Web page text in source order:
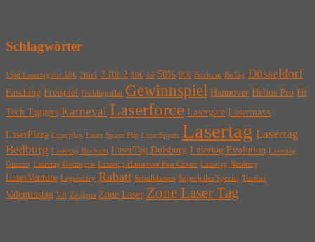
Schlagwörter
1Std Lasertag für 10€ 2für1 3 für 2 10€ 14 50% 90€ Bochum BoTag Düsseldorf
Fasching Freispiel Frühlingsflat Gewinnspiel Hannover Helios Pro Hi
Tech Taggers Karneval Laserforce Lasergate Lasermaxx
LaserPlaza Laserplex Laser Space Flat LaserSports Lasertag Lasertag
Bedburg Lasertag Bochum LaserTag Duisburg Lasertag Evolution Lasertag
Giessen Lasertag Göttingen Lasertag Hannover Fun Center Lasertag Neuberg
LaserVenture Legendary Rabatt Schulklassen Superjeiles Special Turnier
Valentinstag VR Zeugnis Zone Laser Zone Laser Tag